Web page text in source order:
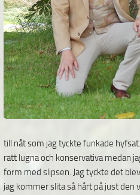
till nåt som jag tyckte funkade
rätt lugna och konservativa medan
form med slipsen. Jag tyckte det
jag kommer slita så hårt påjust den